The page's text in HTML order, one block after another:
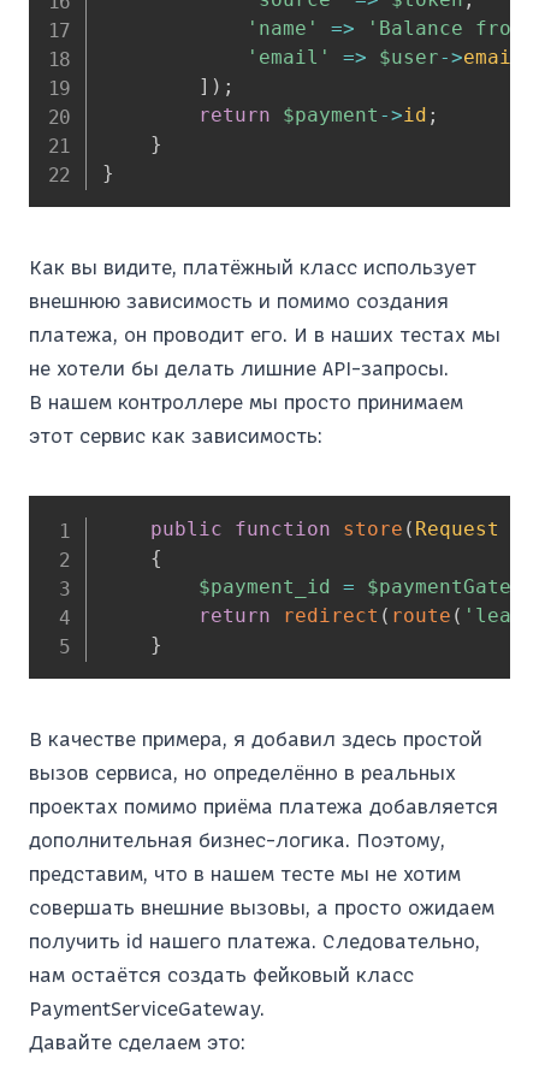
'name'
=>
'Balance from
'email'
=> $user->email
] ) ;
return
$payment ->id ;
}
}
Как вы видите, платёжный класс использует
внешнюю зависимость и помимо создания
платежа, он проводит его. И в наших тестах мы
не хотели бы делать лишние API-запросы.
В нашем контроллере мы просто принимаем
этот сервис как зависимость:
public function store ( Request
{
$payment_id
=
return
redirect ( route (
}
В качестве примера, я добавил здесь простой
вызов сервиса, но определённо в реальных
проектах помимо приёма платежа добавляется
дополнительная бизнес-логика. Поэтому,
представим, что в нашем тесте мы не хотим
совершать внешние вызовы, а просто ожидаем
получить id нашего платежа. Следовательно,
нам остаётся создать фейковый класс
PaymentServiceGateway.
Давайте сделаем это: